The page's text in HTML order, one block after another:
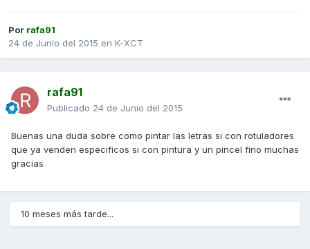
Por rafa91
24 de Junio del 2015 en K-XCT
rafa91
Publicado 24 de Junio del 2015
Buenas una duda sobre como pintar las letras si con rotuladores
que ya venden especificos si con pintura y un pincel fino muchas
gracias
10 meses más tarde...